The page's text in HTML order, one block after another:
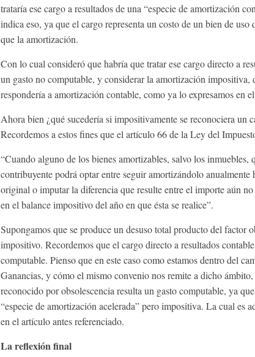
trataría ese cargo a resultados de una “especie de amortización
indica eso, ya que el cargo representa un costo de un bien de uso
que la amortización.
Con lo cual consideró que habría que tratar ese cargo directo a
un gasto no computable, y considerar la amortización impositiva,
respondería a amortización contable, como ya lo expresamos en
Ahora bien ¿qué sucedería si impositivamente se reconociera un
Recordemos a estos fines que el artículo 66 de la Ley del
“Cuando alguno de los bienes amortizables, salvo los inmuebles,
contribuyente podrá optar entre seguir amortizándolo
original o imputar la diferencia que resulte entre el importe aún
en el balance impositivo del año en que ésta se realice”.
Supongamos que se produce un desuso total producto del factor
impositivo. Recordemos que el cargo directo a resultados
computable. Pienso que en este caso como estamos dentro del
Ganancias, y cómo el mismo convenio nos remite a dicho
reconocido por obsolescencia resulta un gasto computable, ya
“especie de amortización acelerada” pero impositiva. La cual es
en el artículo antes referenciado.
La reflexión final